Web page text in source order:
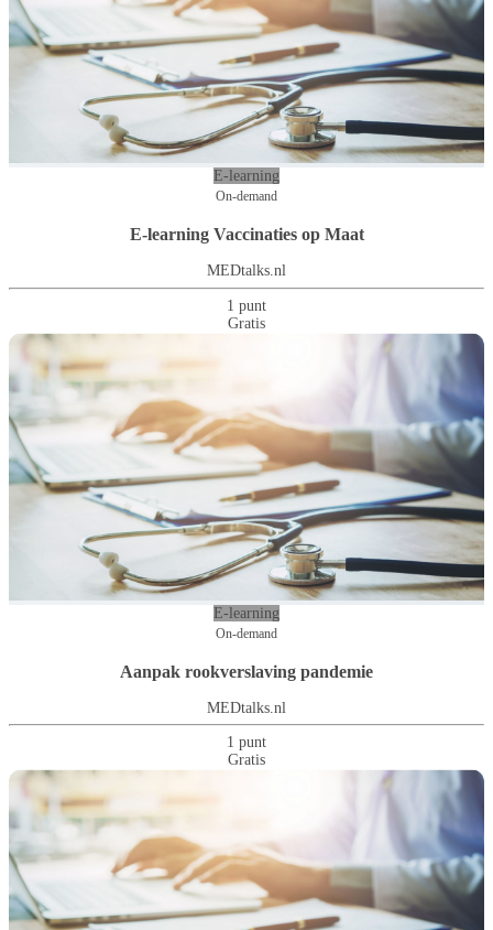
E-learning
On-demand
E-learning Vaccinaties op Maat
MEDtalks.nl
1 punt
Gratis
E-learning
On-demand
Aanpak rookverslaving pandemie
MEDtalks.nl
1 punt
Gratis